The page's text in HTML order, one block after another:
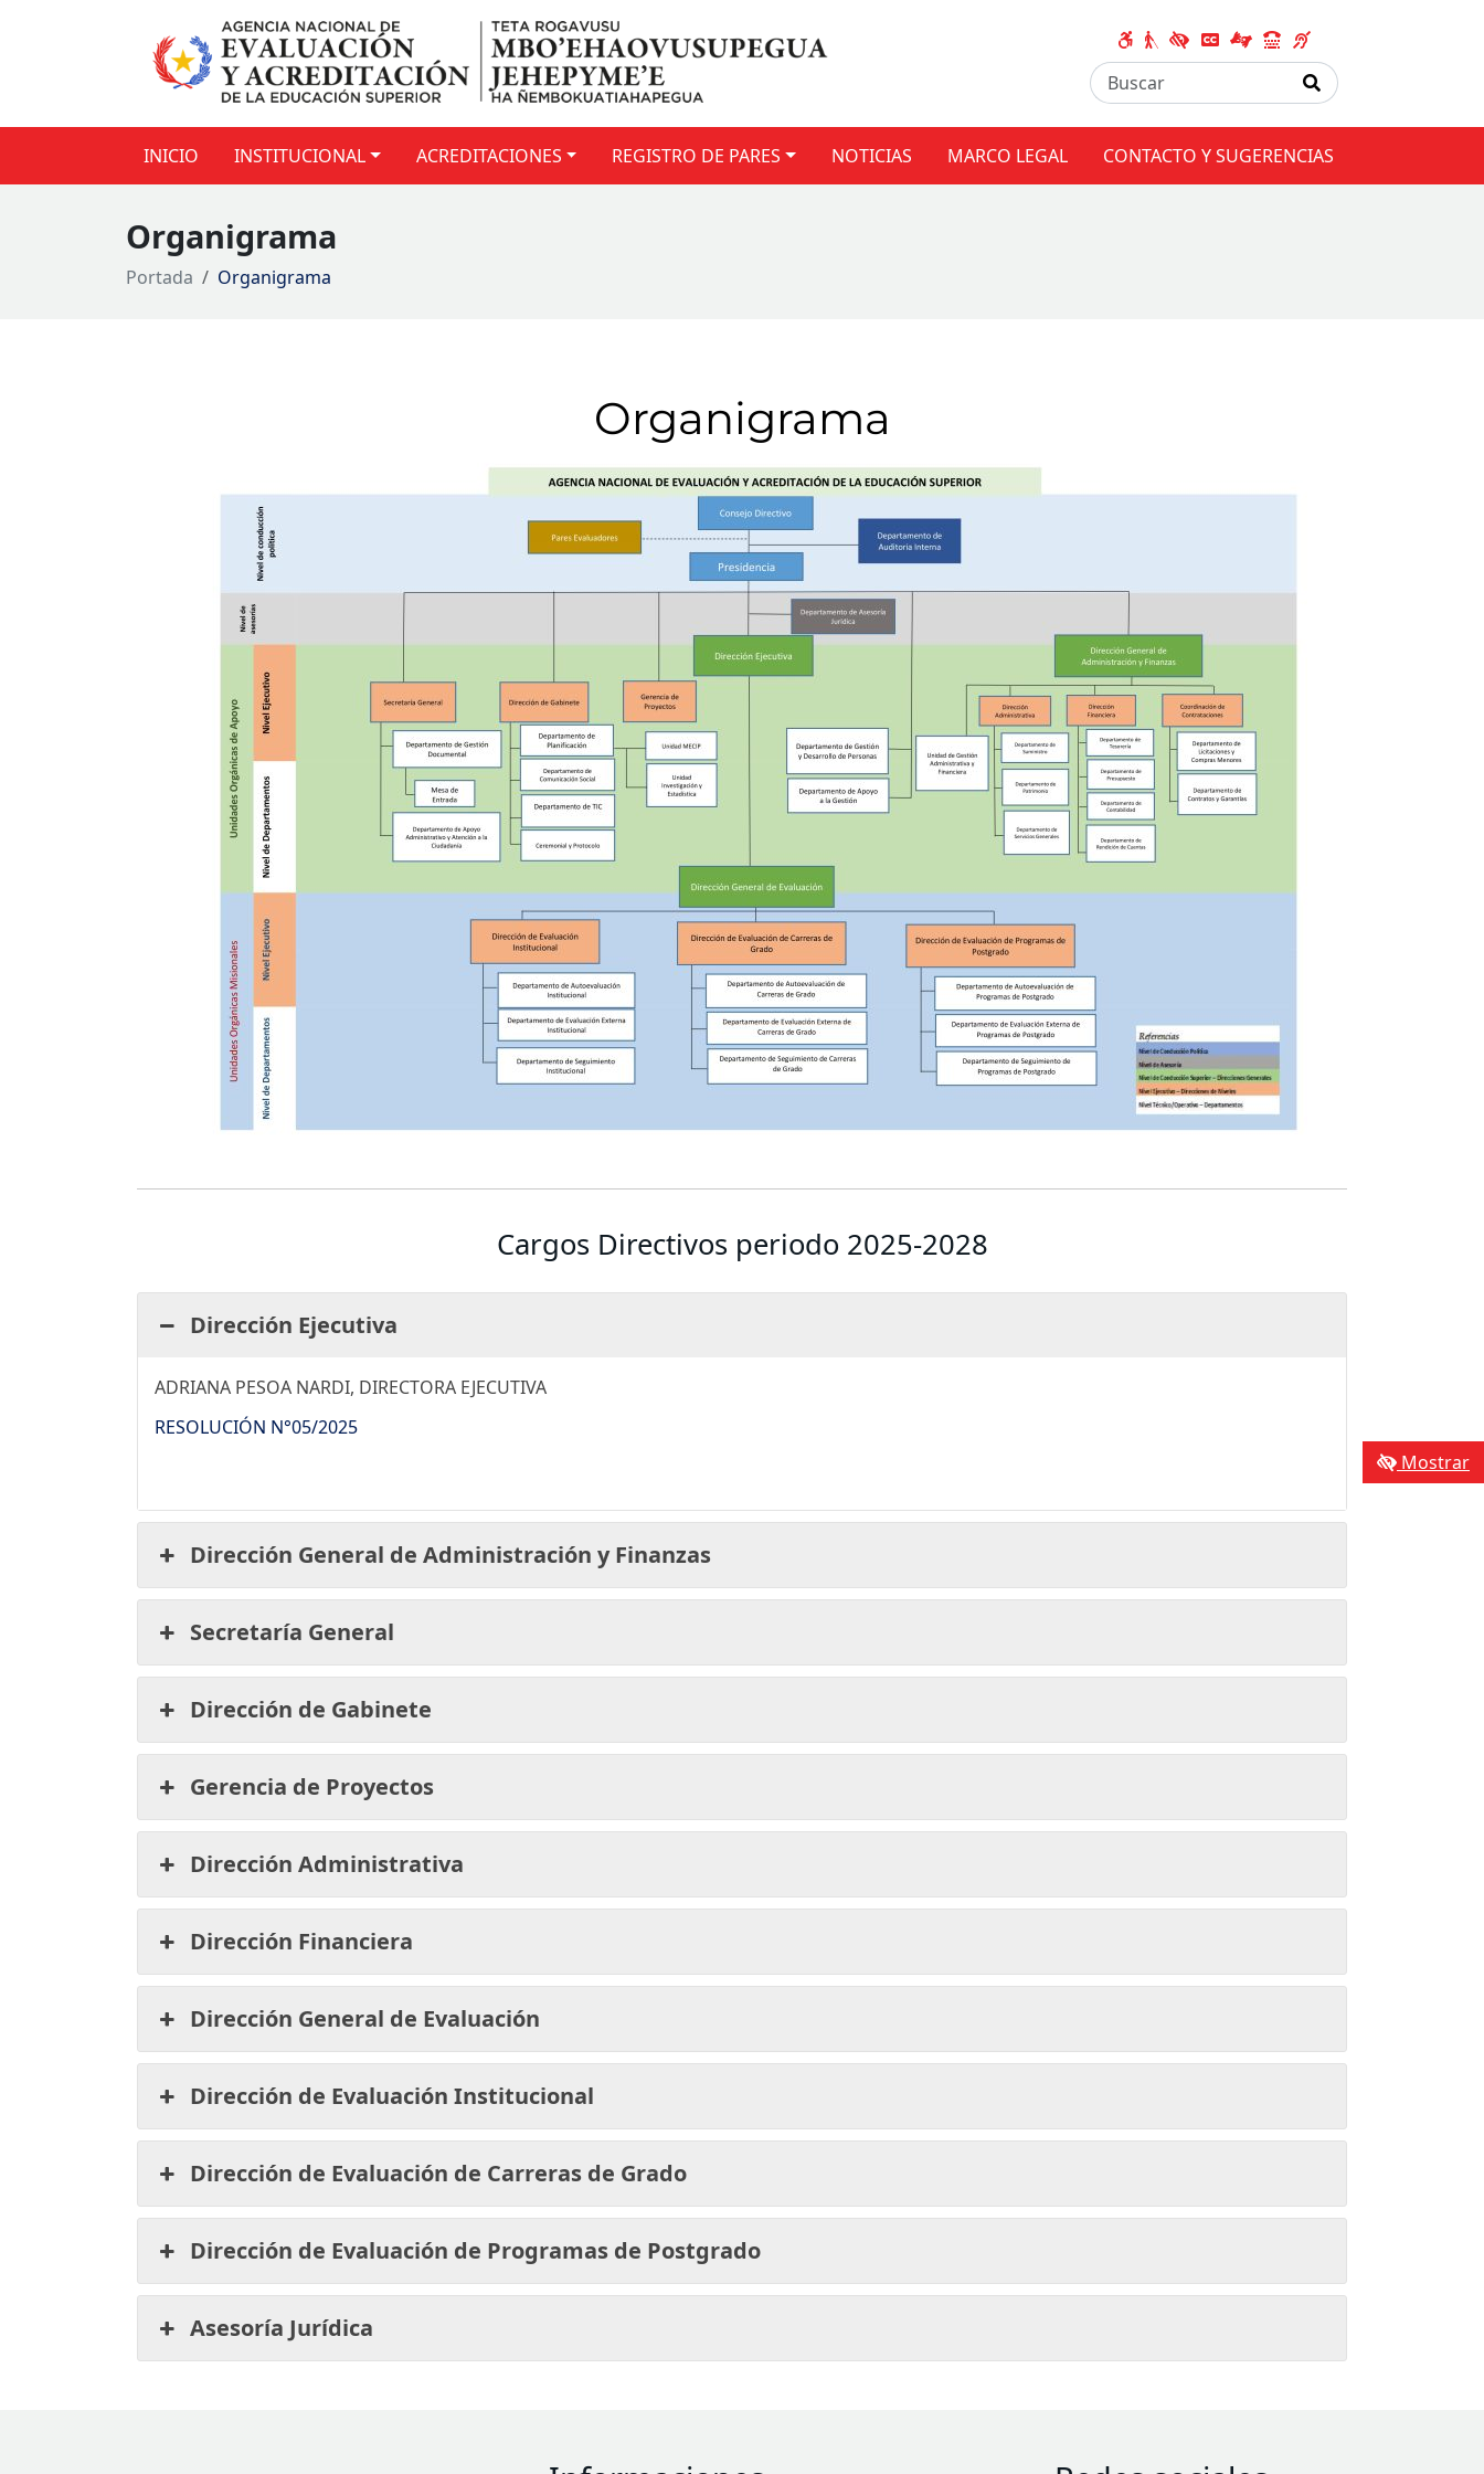
INICIO INSTITUCIONAL ACREDITACIONES REGISTRO DE PARES NOTICIAS MARCO LEGAL CONTACTO Y SUGERENCIAS
Mostrar
Organigrama
Portada Organigrama
Organigrama
Cargos Directivos periodo 2025-2028
Dirección Ejecutiva
ADRIANA PESOA NARDI, DIRECTORA EJECUTIVA
RESOLUCIÓN N°05/2025
Dirección General de Administración y Finanzas
Secretaría General
Dirección de Gabinete
Gerencia de Proyectos
Dirección Administrativa
Dirección Financiera
Dirección General de Evaluación
Dirección de Evaluación Institucional
Dirección de Evaluación de Carreras de Grado
Dirección de Evaluación de Programas de Postgrado
Asesoría Jurídica